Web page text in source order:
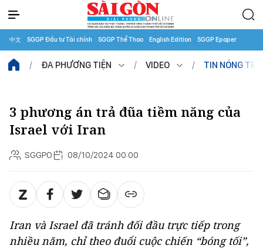
中文 SGGP Đầu tư Tài chính SGGP Thể Thao English Edition SGGP Epaper
ĐA PHƯƠNG TIỆN VIDEO TIN NÓNG
3 phương án trả đũa tiềm năng của
Israel với Iran
SGGPO 08/10/2024 00:00
Iran và Israel đã tránh đối đầu trực tiếp trong
nhiều năm, chỉ theo đuổi cuộc chiến “bóng tối”,